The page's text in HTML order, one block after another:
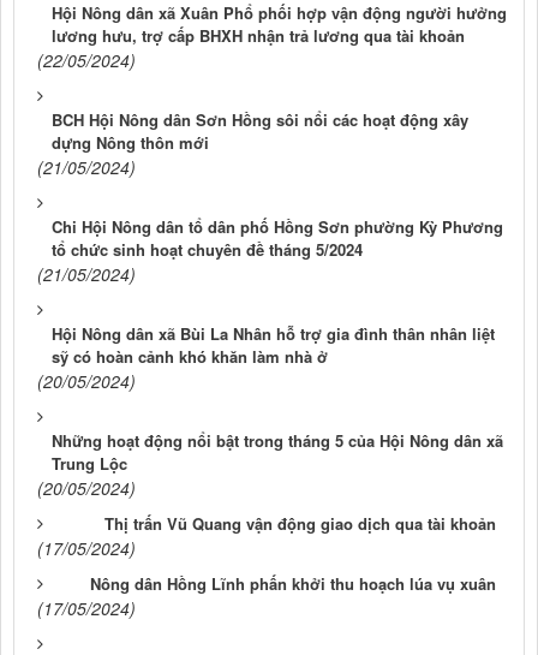
Hội Nông dân xã Xuân Phổ phối hợp vận động người hưởng
lương hưu, trợ cấp BHXH nhận trả lương qua tài khoản
(22/05/2024)
BCH Hội Nông dân Sơn Hồng sôi nổi các hoạt động xây
dựng Nông thôn mới
(21/05/2024)
Chi Hội Nông dân tổ dân phố Hồng Sơn phường Kỳ Phương
tổ chức sinh hoạt chuyên đề tháng 5/2024
(21/05/2024)
Hội Nông dân xã Bùi La Nhân hỗ trợ gia đình thân nhân liệt
sỹ có hoàn cảnh khó khăn làm nhà ở
(20/05/2024)
Những hoạt động nổi bật trong tháng 5 của Hội Nông dân xã
Trung Lộc
(20/05/2024)
Thị trấn Vũ Quang vận động giao dịch qua tài khoản
(17/05/2024)
Nông dân Hồng Lĩnh phấn khởi thu hoạch lúa vụ xuân
(17/05/2024)